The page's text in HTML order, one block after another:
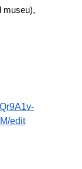
museu),
edit